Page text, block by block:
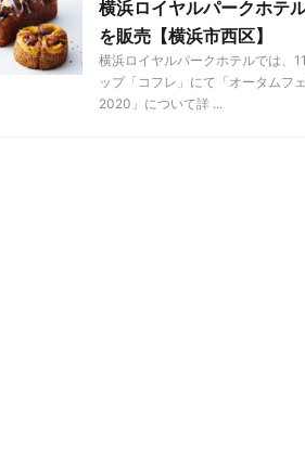
横浜ロイヤルパークホテ
を販売【横浜市西区】
横浜ロイヤルパークホテルでは、
ップ「コフレ」にて「オータムフ
2020」について詳 ...